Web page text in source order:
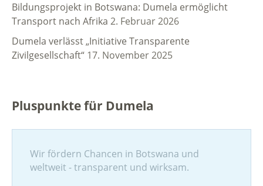
Bildungsprojekt in Botswana: Dumela ermöglicht
Transport nach Afrika 2. Februar 2026
Dumela verlässt „Initiative Transparente
Zivilgesellschaft“ 17. November 2025
Pluspunkte für Dumela
Wir fördern Chancen in Botswana und
weltweit - transparent und wirksam.